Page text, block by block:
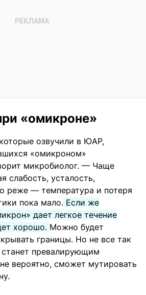
«омикроне»
озвучили в ЮАР,
«омикроном»
микробиолог. — Чаще
слабость, усталость,
реже — температура и потеря
пока мало. Если же
дает легкое течение
хорошо. Можно будет
границы. Но не все так
превалирующим
вероятно, сможет мутировать